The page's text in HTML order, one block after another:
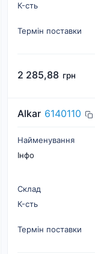
К-cть
Термін поставки
2 285,88 грн
Alkar 6140110
Найменування
Інфо
Склад
К-cть
Термін поставки